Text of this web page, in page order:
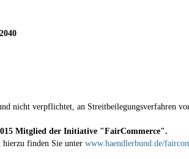
nicht verpflichtet, an Streitbeilegungsverfahren
Mitglied der Initiative "FairCommerce".
finden Sie unter www.haendlerbund.de/